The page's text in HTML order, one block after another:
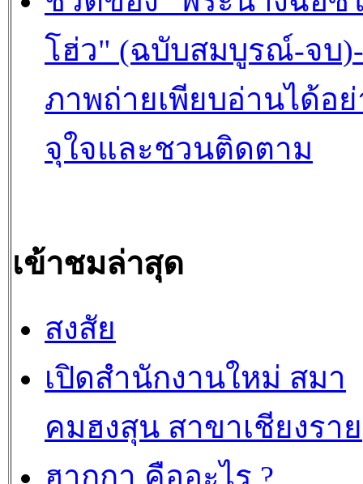
โฮ่ว" (ฉบับสมบูรณ์-จบ)-
ภาพถ่ายเพียบอ่านได้อย่
จุใจและชวนติดตาม
เข้าชมล่าสุด
สงสัย
เปิดสำนักงานใหม่ สมา
คมฮงสุน สาขาเชียงราย
ฮากกา คืออะไร ?